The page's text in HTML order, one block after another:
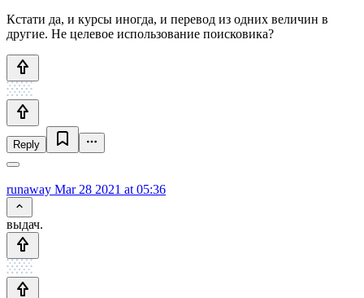
Кстати да, и курсы иногда, и перевод из одних величин в
другие. Не целевое использование поисковика?
Reply
runaway Mar 28 2021 at 05:36
выдач.